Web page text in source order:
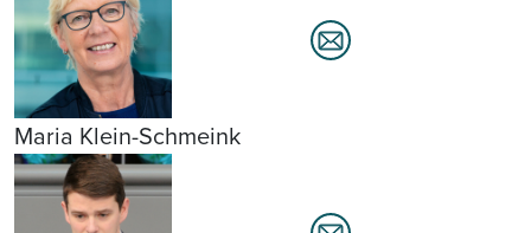
Maria Klein-Schmeink